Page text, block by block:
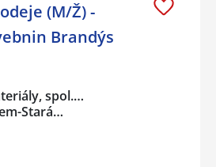
(M/Ž) -
Brandýs
spol.…
Stará…